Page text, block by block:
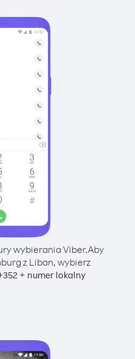
wybierania Viber.Aby
z Liban, wybierz
352 + numer lokalny